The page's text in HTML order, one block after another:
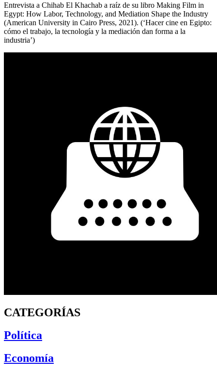
Entrevista a Chihab El Khachab a raíz de su libro Making Film in
Egypt: How Labor, Technology, and Mediation Shape the Industry
(American University in Cairo Press, 2021). (‘Hacer cine en Egipto:
cómo el trabajo, la tecnología y la mediación dan forma a la
industria’)
CATEGORÍAS
Política
Economía